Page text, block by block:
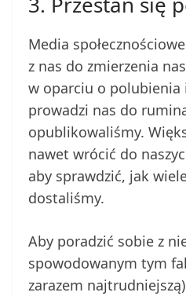
Media
z nas do zmierzenia
w oparciu o polubienia
prowadzi nas do
opublikowaliśmy.
nawet wrócić do
aby sprawdzić, jak
dostaliśmy.
Aby poradzić sobie z
spowodowanym tym
zarazem